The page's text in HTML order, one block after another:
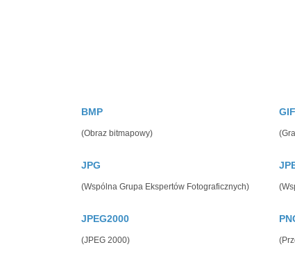
BMP
(Obraz bitmapowy)
GIF
JPG
(Wspólna Grupa Ekspertów Fotograficznych)
JPEG2000
(JPEG 2000)